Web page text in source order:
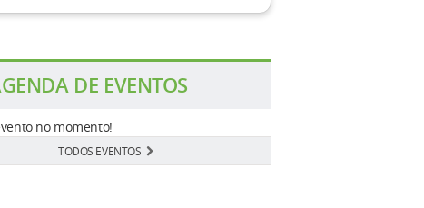
DE EVENTOS
no momento!
TODOS EVENTOS